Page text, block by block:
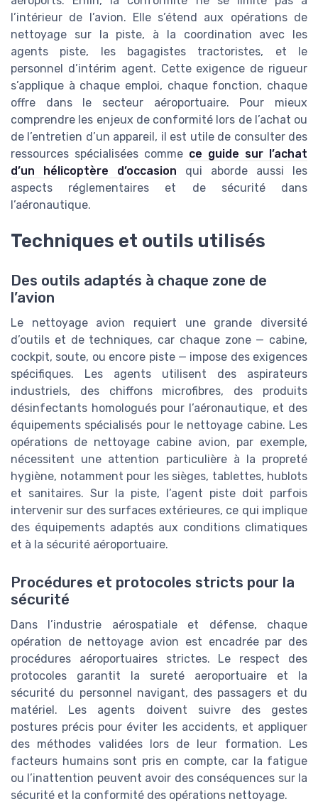
l’intérieur de l’avion. Elle s’étend aux opérations de
nettoyage sur la piste, à la coordination avec les
agents piste, les bagagistes tractoristes, et le
personnel d’intérim agent. Cette exigence de rigueur
s’applique à chaque emploi, chaque fonction, chaque
offre dans le secteur aéroportuaire. Pour mieux
comprendre les enjeux de conformité lors de l’achat ou
de l’entretien d’un appareil, il est utile de consulter des
ressources spécialisées comme ce guide sur l’achat
d’un hélicoptère d’occasion qui aborde aussi les
aspects réglementaires et de sécurité dans
l’aéronautique.
Techniques et outils utilisés
Des outils adaptés à chaque zone de
l’avion
Le nettoyage avion requiert une grande diversité
d’outils et de techniques, car chaque zone — cabine,
cockpit, soute, ou encore piste — impose des exigences
spécifiques. Les agents utilisent des aspirateurs
industriels, des chiffons microfibres, des produits
désinfectants homologués pour l’aéronautique, et des
équipements spécialisés pour le nettoyage cabine. Les
opérations de nettoyage cabine avion, par exemple,
nécessitent une attention particulière à la propreté
hygiène, notamment pour les sièges, tablettes, hublots
et sanitaires. Sur la piste, l’agent piste doit parfois
intervenir sur des surfaces extérieures, ce qui implique
des équipements adaptés aux conditions climatiques
et à la sécurité aéroportuaire.
Procédures et protocoles stricts pour la
sécurité
Dans l’industrie aérospatiale et défense, chaque
opération de nettoyage avion est encadrée par des
procédures aéroportuaires strictes. Le respect des
protocoles garantit la sureté aeroportuaire et la
sécurité du personnel navigant, des passagers et du
matériel. Les agents doivent suivre des gestes
postures précis pour éviter les accidents, et appliquer
des méthodes validées lors de leur formation. Les
facteurs humains sont pris en compte, car la fatigue
ou l’inattention peuvent avoir des conséquences sur la
sécurité et la conformité des opérations nettoyage.